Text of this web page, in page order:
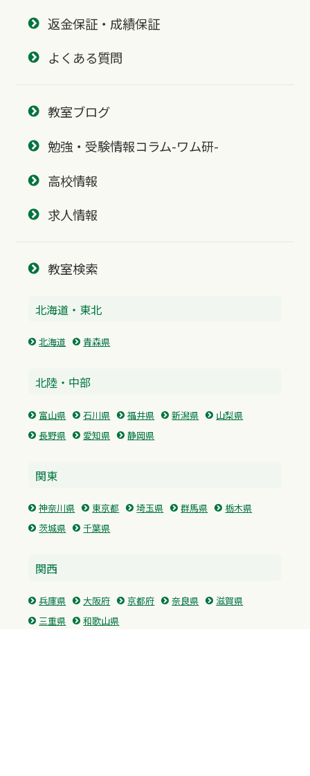
返金保証・成績保証
よくある質問
教室ブログ
勉強・受験情報コラム-ワム研-
高校情報
求人情報
教室検索
北海道・東北
北海道 青森県
北陸・中部
富山県 石川県 福井県 新潟県
山梨県
長野県
愛知県 静岡県
関東
神奈川県 東京都 埼玉県 群馬県
栃木県
茨城県
千葉県
関西
兵庫県 大阪府 京都府 奈良県
滋賀県
三重県
和歌山県